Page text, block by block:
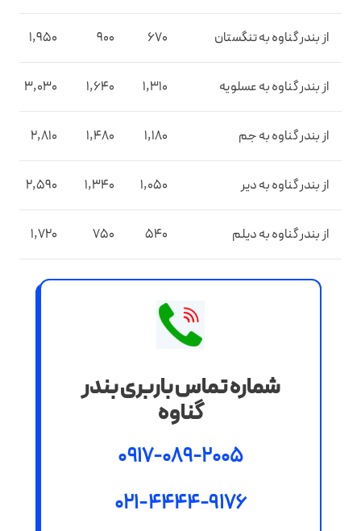
از بندر گناوه به تنگستان 670
900
1,950
از بندر گناوه به عسلویه 1,310
1,640
3,030
از بندر گناوه به جم 1,180
1,480
2,810
از بندر گناوه به دیر 1,050
1,340
2,590
از بندر گناوه به دیلم 540
750
1,720
شماره تماس باربری بندر
گناوه
0917-089-2005
021-4444-9176